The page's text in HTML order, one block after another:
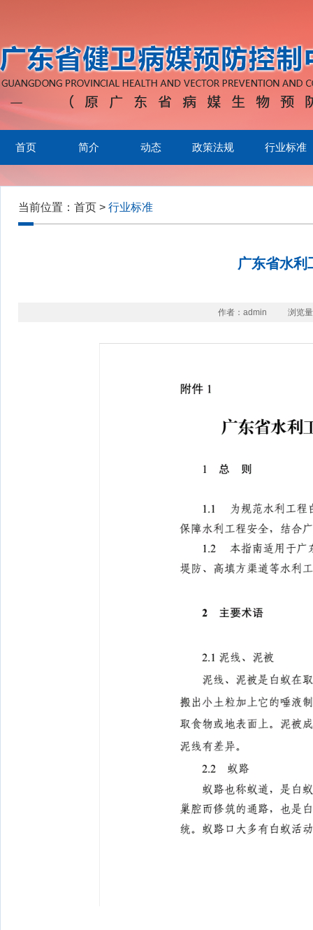
首页 简介 动态 政策法规 行业标准
当前位置： 首页 > 行业标准
广东省水利
作者：admin 浏览